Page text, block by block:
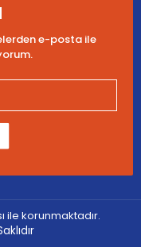
e-posta ile
ile korunmaktadır.